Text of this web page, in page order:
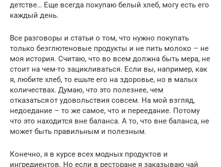
детстве… Еще всегда покупаю белый хлеб, могу есть его
каждый день.
Все разговоры и статьи о том, что нужно покупать
только безглютеновые продукты и не пить молоко – не
моя история. Считаю, что во всем должна быть мера, не
стоит на чем-то зацикливаться. Если вы, например, как
я, любите хлеб, то ешьте его на здоровье, но в малых
количествах. Думаю, что это полезнее, чем
отказаться от удовольствия совсем. На мой взгляд,
недоедание – то же самое, что и переедание. Потому
что это находится вне баланса. А то, что вне баланса, не
может быть правильным и полезным.
Конечно, я в курсе всех модных продуктов и
ингредиентов. Но если в ресторане я заказываю чай